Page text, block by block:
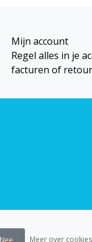
Mijn account
Regel alles in je
facturen of
Nee Meer over